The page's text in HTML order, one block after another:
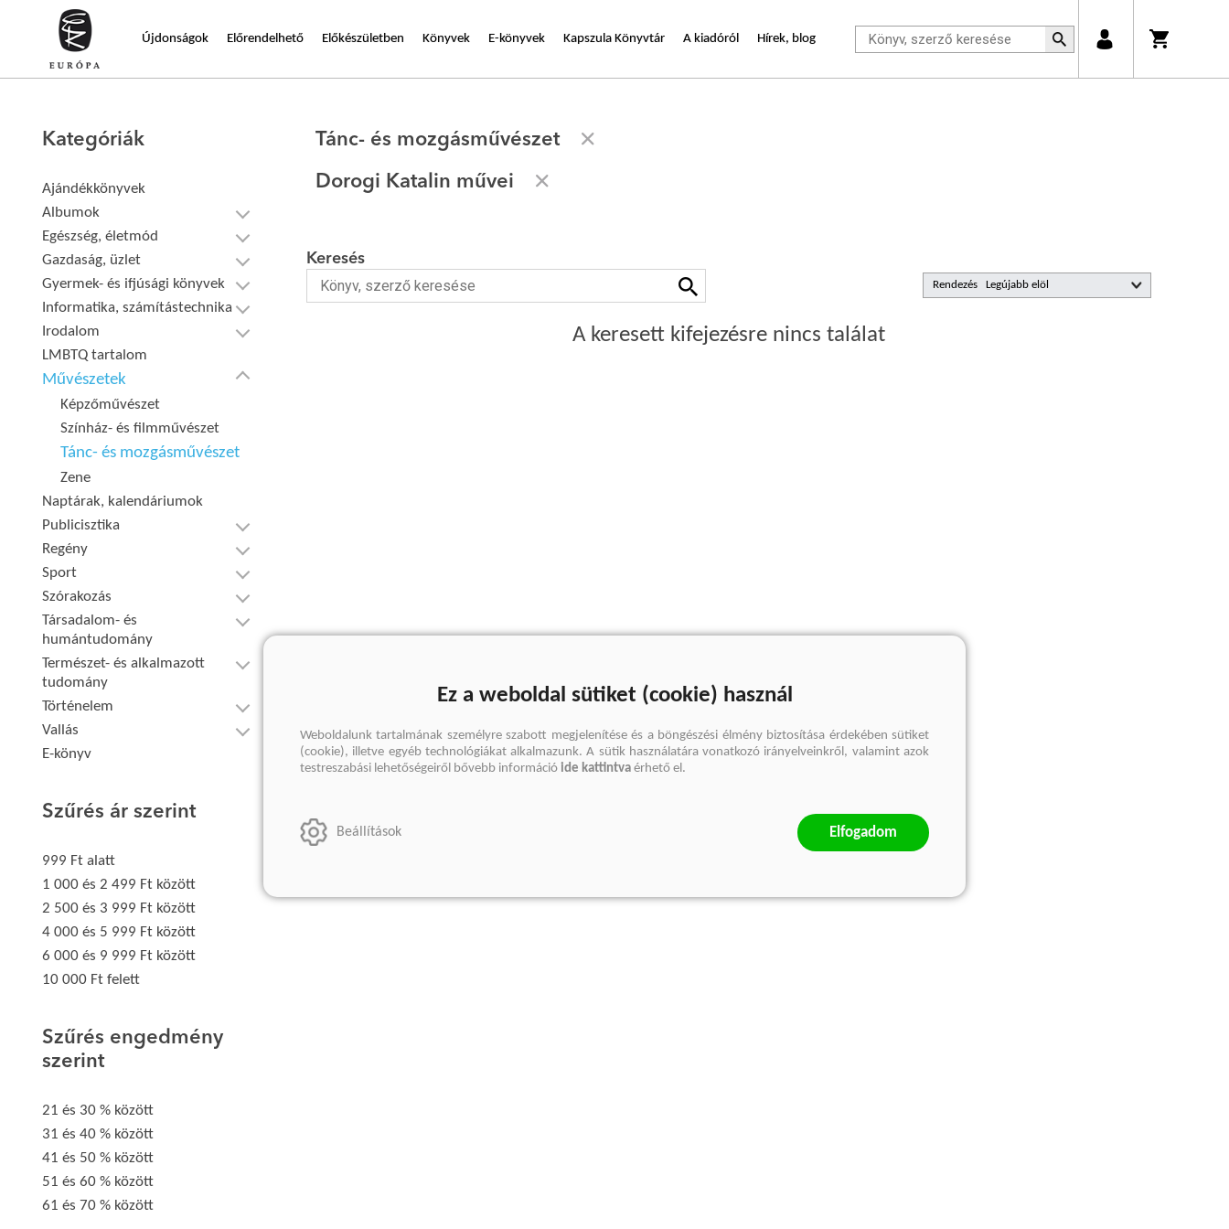
Újdonságok Előrendelhető Előkészületben Könyvek E-könyvek Kapszula Könyvtár A kiadóról Hírek, blog
Kategóriák
Ajándékkönyvek
Albumok
Egészség, életmód
Gazdaság, üzlet
Gyermek- és ifjúsági könyvek
Informatika, számítástechnika
Irodalom
LMBTQ tartalom
Művészetek
Képzőművészet
Színház- és filmművészet
Tánc- és mozgásművészet
Zene
Naptárak, kalendáriumok
Publicisztika
Regény
Sport
Szórakozás
Társadalom- és
humántudomány
Természet- és alkalmazott
tudomány
Történelem
Vallás
E-könyv
Szűrés ár szerint
999 Ft alatt
1 000 és 2 499 Ft között
2 500 és 3 999 Ft között
4 000 és 5 999 Ft között
6 000 és 9 999 Ft között
10 000 Ft felett
Szűrés engedmény
szerint
21 és 30 % között
31 és 40 % között
41 és 50 % között
51 és 60 % között
61 és 70 % között
Tánc- és mozgásművészet
Dorogi Katalin művei
Rendezés
Keresés
A keresett kifejezésre nincs találat
Ez a weboldal sütiket (cookie) használ
Weboldalunk tartalmának személyre szabott megjelenítése és a böngészési élmény biztosítása érdekében sütiket
(cookie), illetve egyéb technológiákat alkalmazunk. A sütik használatára vonatkozó irányelveinkről, valamint azok
testreszabási lehetőségeiről bővebb információ ide kattintva érhető el.
Beállítások Elfogadom